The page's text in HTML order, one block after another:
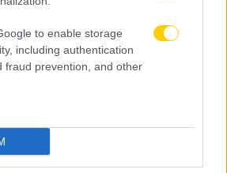
to enable storage
including authentication
fraud prevention, and other
Ιντερνασιονάλ για τον Ελίασον